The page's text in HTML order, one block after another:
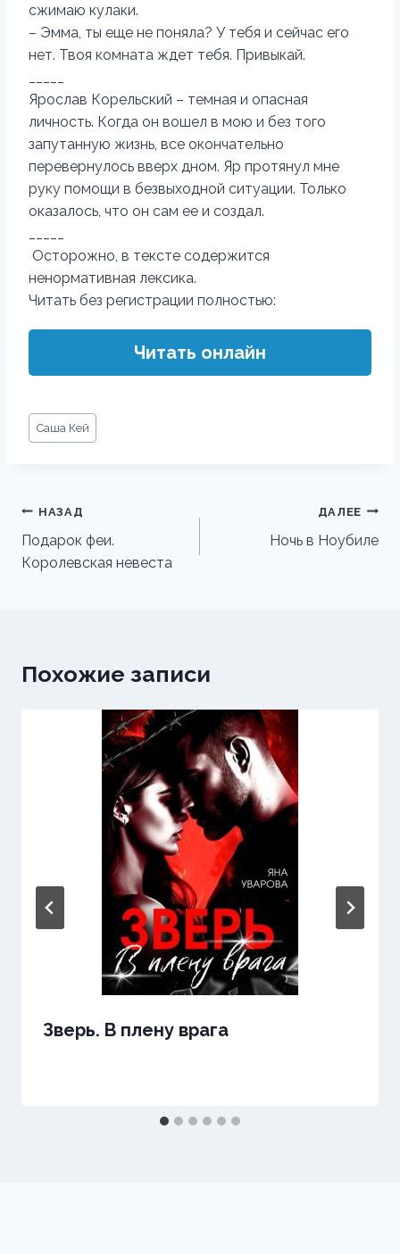
сжимаю кулаки.
– Эмма, ты еще не поняла? У тебя и сейчас его
нет. Твоя комната ждет тебя. Привыкай.
Ярослав Корельский – темная и опасная
личность. Когда он вошел в мою и без того
запутанную жизнь, все окончательно
перевернулось вверх дном. Яр протянул мне
руку помощи в безвыходной ситуации. Только
оказалось, что он сам ее и создал.
Осторожно, в тексте содержится
ненормативная лексика.
Читать без регистрации полностью:
Читать онлайн
Метки
записи:
Саша Кей
Навигация
по
записям
НАЗАД
Подарок феи.
Королевская невеста
ДАЛЕЕ
Ночь в Ноубиле
Похожие записи
Зверь. В плену врага